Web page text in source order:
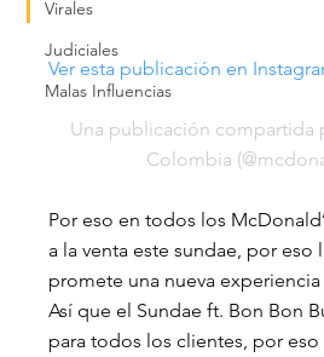
Virales
Judiciales
Malas Influencias
Ver esta publicación en
Una publicación compartida
Colombia
Por eso en todos los
a la venta este sundae, por eso
promete una nueva
Así que el Sundae ft. Bon Bon
para todos los clientes, por eso